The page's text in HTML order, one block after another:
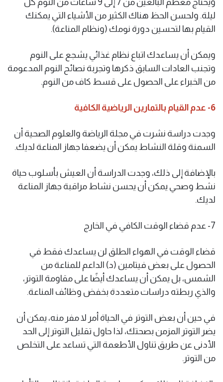
ليلة. ولحسن الحظ هناك الكثير من الأشياء التي يمكنك
القيام بها لتحسين دورة نومك (ونظام المناعة).
ويمكن أن يساعدك اتباع نظام غذائي يشجع على النوم
وتجنب العادات السابق ذكرها وتجربة نصائح النوم المدعومة
من الخبراء على الحصول على قسط كاف من النوم.
6- عدم القيام بالتمارين الرياضية الكافية
وجدت دراسة نشرت في مجلة الرياضة والعلوم الصحية أن
السمنة وقلة النشاط يمكن أن يضعفا جهاز المناعة لديك.
بالإضافة إلى ذلك، وجدت الدراسة أن العيش بأسلوب حياة
نشط وصحي يمكن أن يحسن نشاط مراقبة جهاز المناعة
لديك.
7- عدم قضاء الوقت الكافي في الخارج
قضاء الوقت في الهواء الطلق لن يساعدك فقط في
الحصول على بعض فيتامين (د) الداعم للمناعة من
الشمس، بل يمكن أن يساعدك أيضًا على مقاومة التوتر،
والذي ربطته دراسات متعددة بخفض وظائف المناعة.
في حين أن بعض التوتر في الحياة أمر لا مفر منه، يمكن أن
يضر التوتر المزمن بصحتك، لذا حاول تقليل التوتر إلى الحد
الأدنى عن طريق تناول الأطعمة التي تساعد على التخلص
من التوتر.